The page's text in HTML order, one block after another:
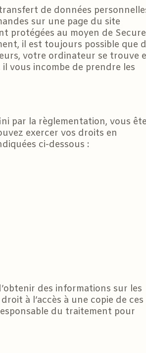
de données
sur une page du site
protégées au moyen de Secure
il est toujours possible que
votre ordinateur se trouve
vous incombe de prendre les
par la règlementation, vous
exercer vos droits en
ci-dessous :
des informations sur les
à l’accès à une copie de ces
du traitement pour